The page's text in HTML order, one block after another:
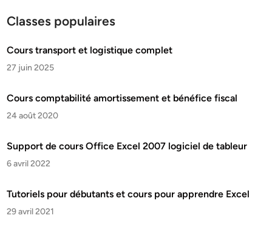
Classes populaires
Cours transport et logistique complet
27 juin 2025
Cours comptabilité amortissement et bénéfice fiscal
24 août 2020
Support de cours Office Excel 2007 logiciel de tableur
6 avril 2022
Tutoriels pour débutants et cours pour apprendre Excel
29 avril 2021